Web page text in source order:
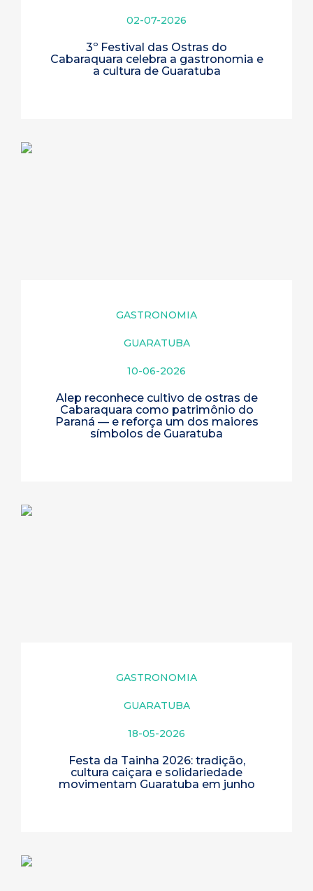
02-07-2026
3º Festival das Ostras do
Cabaraquara celebra a gastronomia e
a cultura de Guaratuba
GASTRONOMIA
GUARATUBA
10-06-2026
Alep reconhece cultivo de ostras de
Cabaraquara como patrimônio do
Paraná — e reforça um dos maiores
símbolos de Guaratuba
GASTRONOMIA
GUARATUBA
18-05-2026
Festa da Tainha 2026: tradição,
cultura caiçara e solidariedade
movimentam Guaratuba em junho